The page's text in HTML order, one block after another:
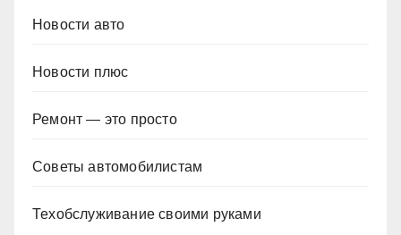
Новости авто
Новости плюс
Ремонт — это просто
Советы автомобилистам
Техобслуживание своими руками